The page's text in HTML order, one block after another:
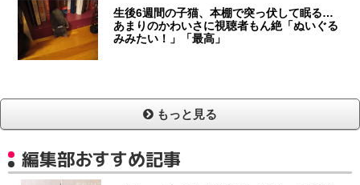
生後6週間の子猫、本棚で突っ伏して眠る…
あまりのかわいさに視聴者もん絶「ぬいぐる
みみたい！」「最高」
もっと見る
編集部おすすめ記事